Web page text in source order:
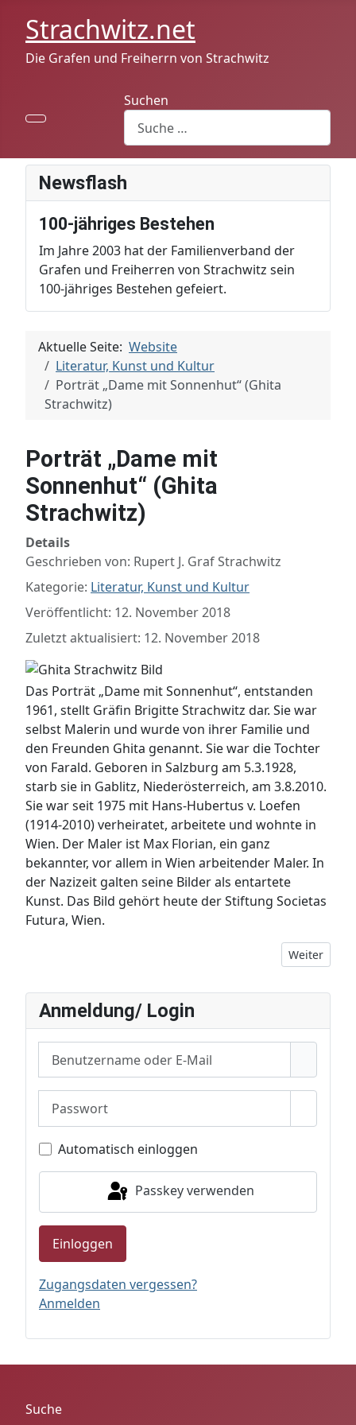
Strachwitz.net
Die Grafen und Freiherrn von Strachwitz
Suchen
Newsflash
100-jähriges Bestehen
Im Jahre 2003 hat der Familienverband der
Grafen und Freiherren von Strachwitz sein
100-jähriges Bestehen gefeiert.
Anmeldung/ Login
Automatisch einloggen
Passkey verwenden
Einloggen
Zugangsdaten vergessen?
Anmelden
Aktuelle Seite: Website
Literatur, Kunst und Kultur
Porträt „Dame mit Sonnenhut“ (Ghita
Strachwitz)
Porträt „Dame mit
Sonnenhut“ (Ghita
Strachwitz)
Details
Geschrieben von: Rupert J. Graf Strachwitz
Kategorie: Literatur, Kunst und Kultur
Veröffentlicht: 12. November 2018
Zuletzt aktualisiert: 12. November 2018
Das Porträt „Dame mit Sonnenhut“, entstanden
1961, stellt Gräfin Brigitte Strachwitz dar. Sie war
selbst Malerin und wurde von ihrer Familie und
den Freunden Ghita genannt. Sie war die Tochter
von Farald. Geboren in Salzburg am 5.3.1928,
starb sie in Gablitz, Niederösterreich, am 3.8.2010.
Sie war seit 1975 mit Hans-Hubertus v. Loefen
(1914-2010) verheiratet, arbeitete und wohnte in
Wien. Der Maler ist Max Florian, ein ganz
bekannter, vor allem in Wien arbeitender Maler. In
der Nazizeit galten seine Bilder als entartete
Kunst. Das Bild gehört heute der Stiftung Societas
Futura, Wien.
Nächster
Weiter
Suche